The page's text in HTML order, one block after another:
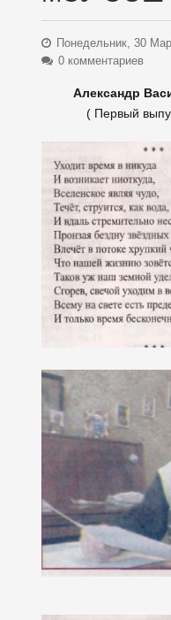
Понедельник, 30
0 комментариев
Александр
( Первый